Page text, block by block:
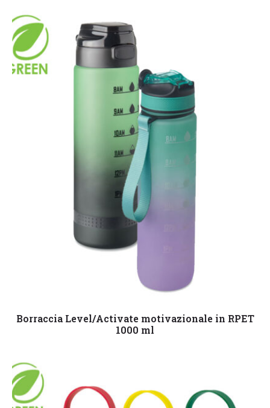
Leggi tutto
Borraccia Level/Activate motivazionale in RPET
1000 ml